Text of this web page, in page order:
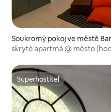
Soukromý pokoj ve městě
n
skryté apartmá @ město
Superhostitel
Superhostitel